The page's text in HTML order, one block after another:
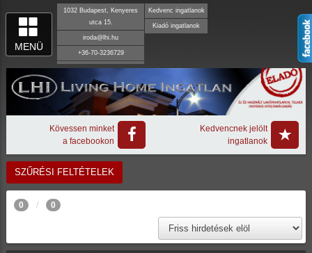
MENÜ
1032 Budapest, Kenyeres
utca 15.
iroda@lhi.hu
+36-70-3236729
Kedvenc ingatlanok
Kiadó ingatlanok
Kövessen minket
a facebookon
Kedvencnek jelölt
ingatlanok
SZŰRÉSI FELTÉTELEK
0 0